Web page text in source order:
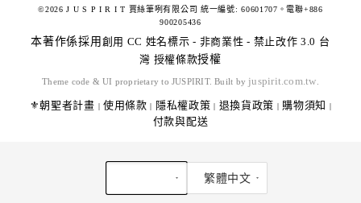
©2026 J U S P I R I T 賈絲筆咧有限公司 統一編號: 60601707。電聯+886
900205436
本著作係採用 創用 CC 姓名標示 - 非商業性 - 禁止改作 3.0 台
灣 授權條款授權
Theme code & UI proprietary to JUSPIRIT. Built by juspirit.com.tw
⚜️朝聖者計畫 | 使用條款 | 隱私權政策 | 退換貨政策 | 購物須知 |
付款與配送